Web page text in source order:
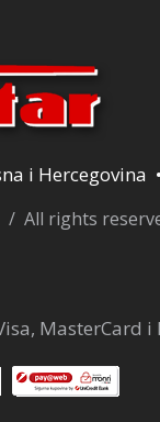
i
/ All rights
MasterCard i